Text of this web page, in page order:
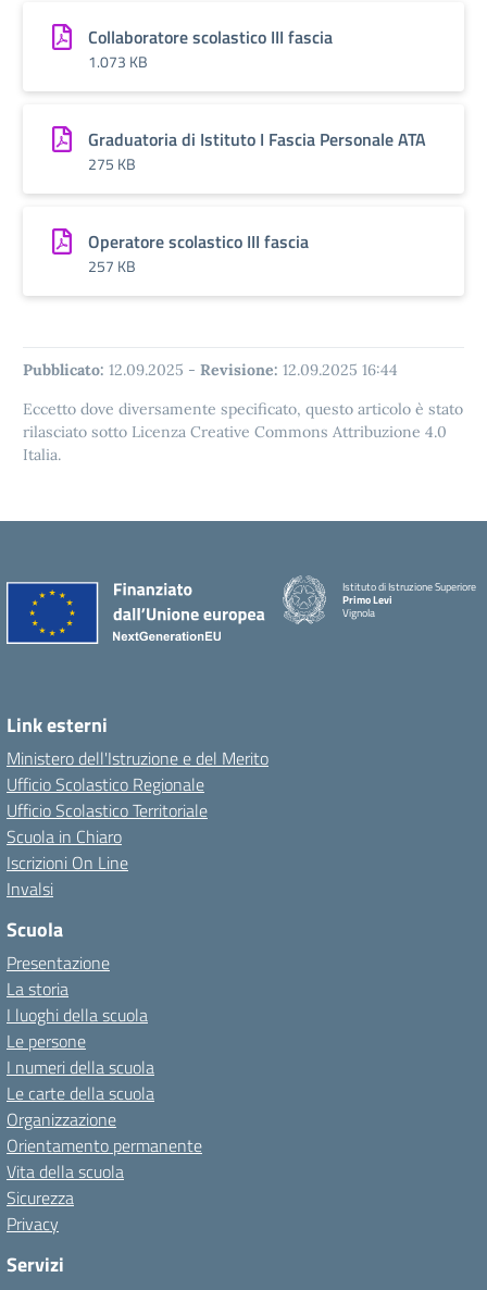
Collaboratore scolastico III fascia
1.073 KB
Graduatoria di Istituto I Fascia Personale ATA
275 KB
Operatore scolastico III fascia
257 KB
Pubblicato: 12.09.2025 - Revisione: 12.09.2025 16:44
Eccetto dove diversamente specificato, questo articolo è stato
rilasciato sotto Licenza Creative Commons Attribuzione 4.0
Italia.
Istituto di Istruzione Superiore
Primo Levi
Vignola
Link esterni
Ministero dell'Istruzione e del Merito
Ufficio Scolastico Regionale
Ufficio Scolastico Territoriale
Scuola in Chiaro
Iscrizioni On Line
Invalsi
Scuola
Presentazione
La storia
I luoghi della scuola
Le persone
I numeri della scuola
Le carte della scuola
Organizzazione
Orientamento permanente
Vita della scuola
Sicurezza
Privacy
Servizi